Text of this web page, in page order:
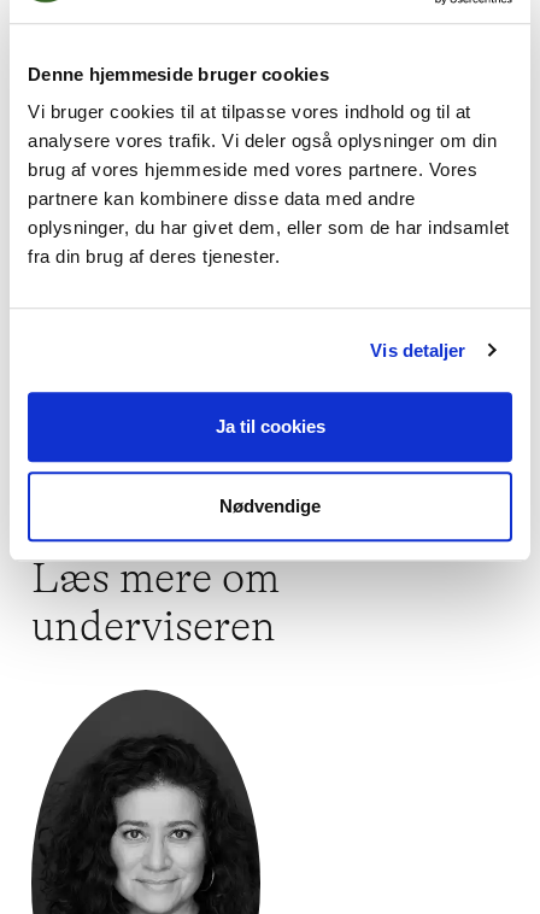
Denne hjemmeside bruger cookies
Vi bruger cookies til at tilpasse vores indhold og til at
analysere vores trafik. Vi deler også oplysninger om din
brug af vores hjemmeside med vores partnere. Vores
partnere kan kombinere disse data med andre
oplysninger, du har givet dem, eller som de har indsamlet
fra din brug af deres tjenester.
Vis detaljer
Ja til cookies
Nødvendige
Forplejning
I kursusprisen er indeholdt let morgenmad, 1
frokostpose m/sandwich samt lidt sødt/salt,
Afbud
gældendeafbudsregler
Læs mere om
underviseren